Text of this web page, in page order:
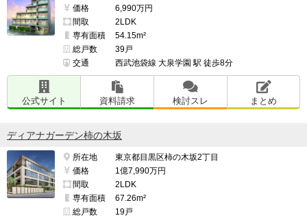
価格
6,990万円
間取
2LDK
専有面積
54.15m²
総戸数
39戸
交通
西武池袋線 大泉学園 駅 徒歩8分
公式サイト 資料請求 検討スレ まとめ
ディアナガーデン柿の木坂
所在地
東京都目黒区柿の木坂2丁目
価格
1億7,990万円
間取
2LDK
専有面積
67.26m²
総戸数
19戸